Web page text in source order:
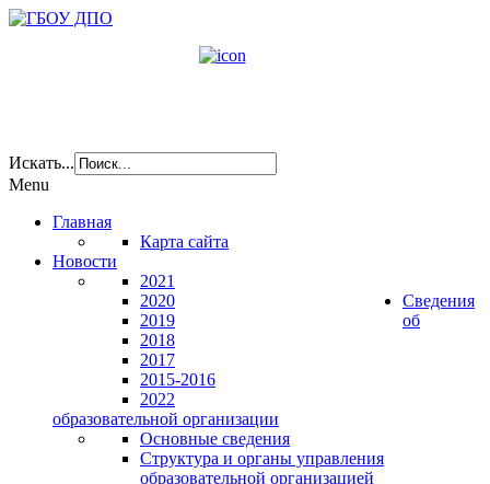
Искать...
Menu
Главная
Карта сайта
Новости
2021
2020
2019
2018
2017
2015-2016
2022
Сведения
об
образовательной организации
Основные сведения
Структура и органы управления
образовательной организацией